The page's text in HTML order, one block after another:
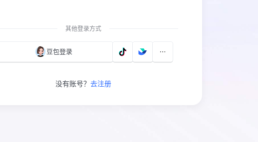
其他登录方式
豆包登录
没有账号？ 去注册